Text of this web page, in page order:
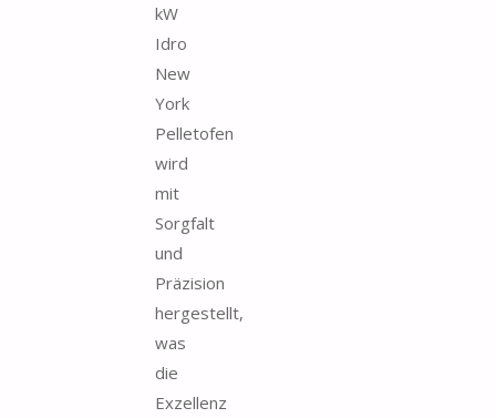
kW
Idro
New
York
Pelletofen
wird
mit
Sorgfalt
und
Präzision
hergestellt,
was
die
Exzellenz